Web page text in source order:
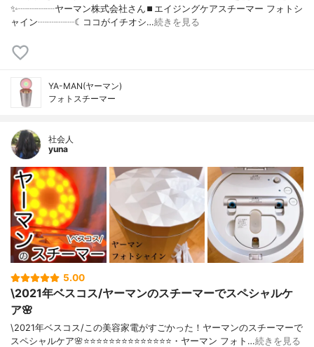
✨┈┈┈┈ヤーマン株式会社さん⏹エイジングケアスチーマー フォトシ
ャイン┈┈┈┈☾ココがイチオシ…続きを見る
YA-MAN(ヤーマン)
フォトスチーマー
社会人
yuna
5.00
\2021年ベスコス/ヤーマンのスチーマーでスペシャルケ
ア🌸
\2021年ベスコス/この美容家電がすごかった！ヤーマンのスチーマーで
スペシャルケア🌸⭐️⭐️⭐️⭐️⭐️⭐️⭐️⭐️⭐️⭐️⭐️⭐️⭐️⭐️・ヤーマン フォト…続きを見る